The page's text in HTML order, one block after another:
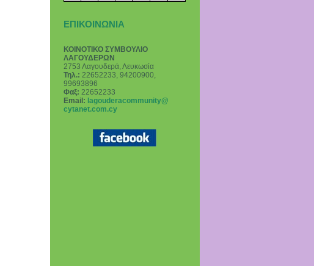
ΕΠΙΚΟΙΝΩΝΙΑ
ΚΟΙΝΟΤΙΚΟ ΣΥΜΒΟΥΛΙΟ
ΛΑΓΟΥΔΕΡΩΝ
2753 Λαγουδερά, Λευκωσία
Τηλ.: 22652233, 94200900,
99693896
Φαξ: 22652233
Email : lagouderacommunity@
cytanet.com.cy